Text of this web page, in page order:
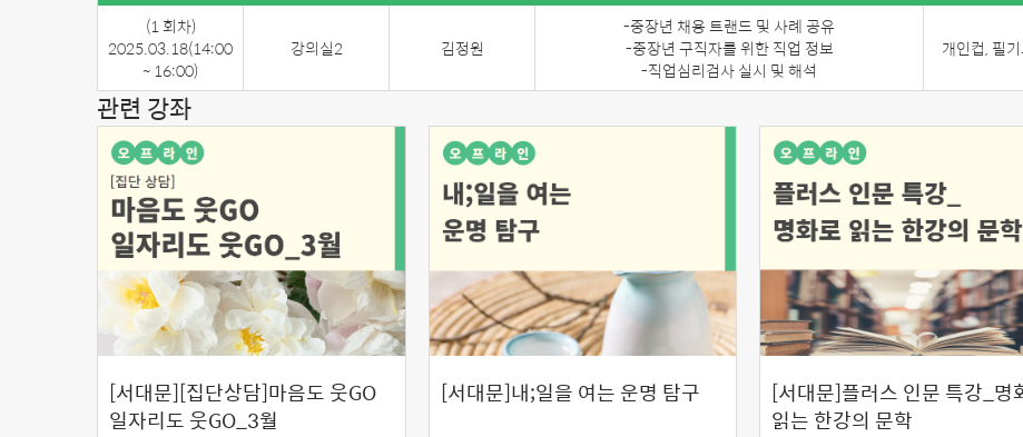
(1 회차)
2025.03.18(14:00
~ 16:00)
강의실2 김정원
-중장년 채용 트랜드 및 사례 공유
-중장년 구직자를 위한 직업 정보
-직업심리검사 실시 및 해석
개인컵, 필
관련 강좌
[서대문][집단상담]마음도 웃GO
일자리도 웃GO_3월
[서대문]내;일을 여는 운명 탐구
[서대문]플러스 인문 특강_명
읽는 한강의 문학